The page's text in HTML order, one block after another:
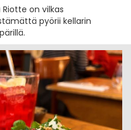
on vilkas
pyörii kellarin